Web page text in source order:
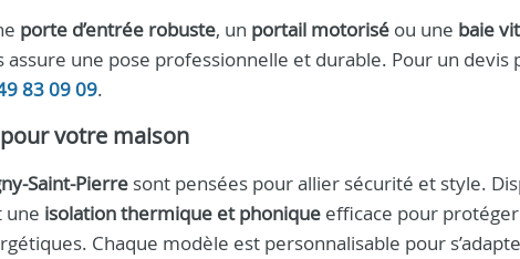
porte d’entrée robuste, un portail motorisé ou une baie
assure une pose professionnelle et durable. Pour un devis
83 09 09.
votre maison
Saint-Pierre sont pensées pour allier sécurité et style.
une isolation thermique et phonique efficace pour
Chaque modèle est personnalisable pour